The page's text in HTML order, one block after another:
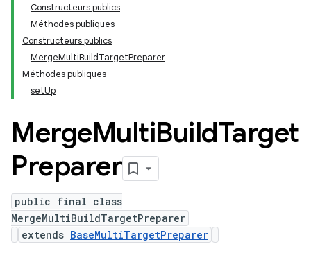
Constructeurs publics
Méthodes publiques
Constructeurs publics
MergeMultiBuildTargetPreparer
Méthodes publiques
setUp
MergeMultiBuildTarget
Preparer
public final class
MergeMultiBuildTargetPreparer
extends BaseMultiTargetPreparer